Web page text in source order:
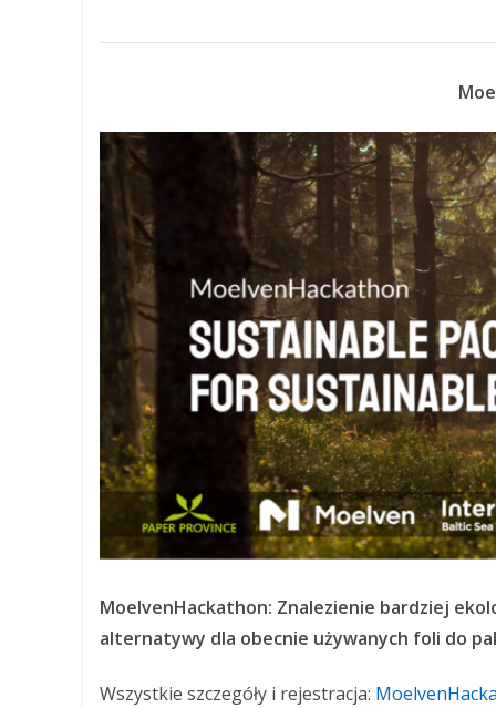
MoelvenHackathon: Znalezienie bardziej
alternatywy dla obecnie używanych foli do
Wszystkie szczegóły i rejestracja: